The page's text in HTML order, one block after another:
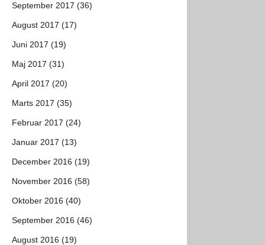
September 2017 (36)
August 2017 (17)
Juni 2017 (19)
Maj 2017 (31)
April 2017 (20)
Marts 2017 (35)
Februar 2017 (24)
Januar 2017 (13)
December 2016 (19)
November 2016 (58)
Oktober 2016 (40)
September 2016 (46)
August 2016 (19)